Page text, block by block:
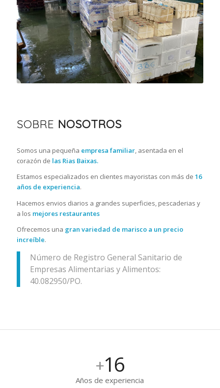
SOBRE NOSOTROS
Somos una pequeña empresa familiar, asentada en el
corazón de las Rias Baixas.
Estamos especializados en clientes mayoristas con más de 16
años de experiencia.
Hacemos envios diarios a grandes superficies, pescaderias y
a los mejores restaurantes
Ofrecemos una gran variedad de marisco a un precio
increíble.
Número de Registro General Sanitario de
Empresas Alimentarias y Alimentos:
40.082950/PO.
+16
Años de experiencia